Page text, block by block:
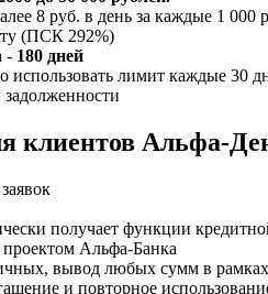
8 руб. в день за каждые 1 000
(ПСК 292%)
- 180 дней
использовать лимит каждые 30
клиентов Альфа-
получает функции
проектом Альфа-Банка
вывод любых сумм в рамках
и повторное